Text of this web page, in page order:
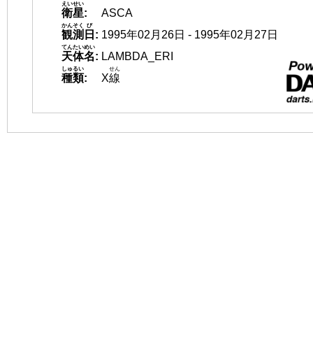
衛星
えいせい
:
ASCA
観測
かんそく
日
び
: 1995年02月26日 - 1995年02月27日
天体名
てんたいめい
: LAMBDA_ERI
種類
しゅるい
: X線
せん